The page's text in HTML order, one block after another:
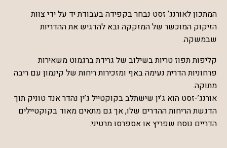
המתכון לאורנג’ זסט נבחר בקפידה בעבודת יד על ידי צוות
הזיקוק המוכשר של המזקקה ובא להדגיש את ההדריות
שבמשקה.
קליפות תפוז טריות בשילוב של גרידת ברגמוט משאירות
פרחוניות הדרית נעימה באף ומזכירות ריחות של קינמון עם ריבה
מתוקה.
אורנג’-זסט הוא ג’ין שישתלב בקוקטייל ג’ין נהדר אנד טוניק תוך
הדגשת הריחות ההדרים שלו, אך גם מתאים מאוד בקוקטיילים
הדריים נוסח שפריץ או אספרסו מרטיני.